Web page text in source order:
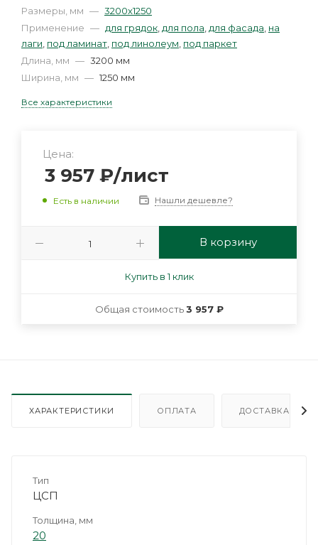
Размеры, мм — 3200х1250
Применение — для грядок для пола для фасада на
лаги под ламинат под линолеум под паркет
Длина, мм — 3200 мм
Ширина, мм — 1250 мм
Все характеристики
Цена:
3 957 ₽/лист
Есть в наличии Нашли дешевле?
В корзину
Купить в 1 клик
Общая стоимость3 957 ₽
ХАРАКТЕРИСТИКИ ОПЛАТА ДОСТАВКА
Тип
ЦСП
Толщина, мм
20